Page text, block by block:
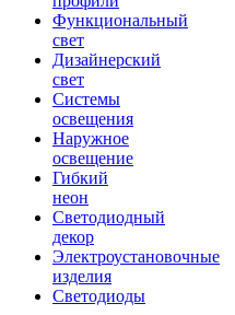
Функциональный
свет
Дизайнерский
свет
Системы
освещения
Наружное
освещение
Гибкий
неон
Светодиодный
декор
Электроустановочные
изделия
Светодиоды